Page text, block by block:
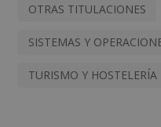
OTRAS TITULACIONES
SISTEMAS Y
TURISMO Y HOSTELERÍA